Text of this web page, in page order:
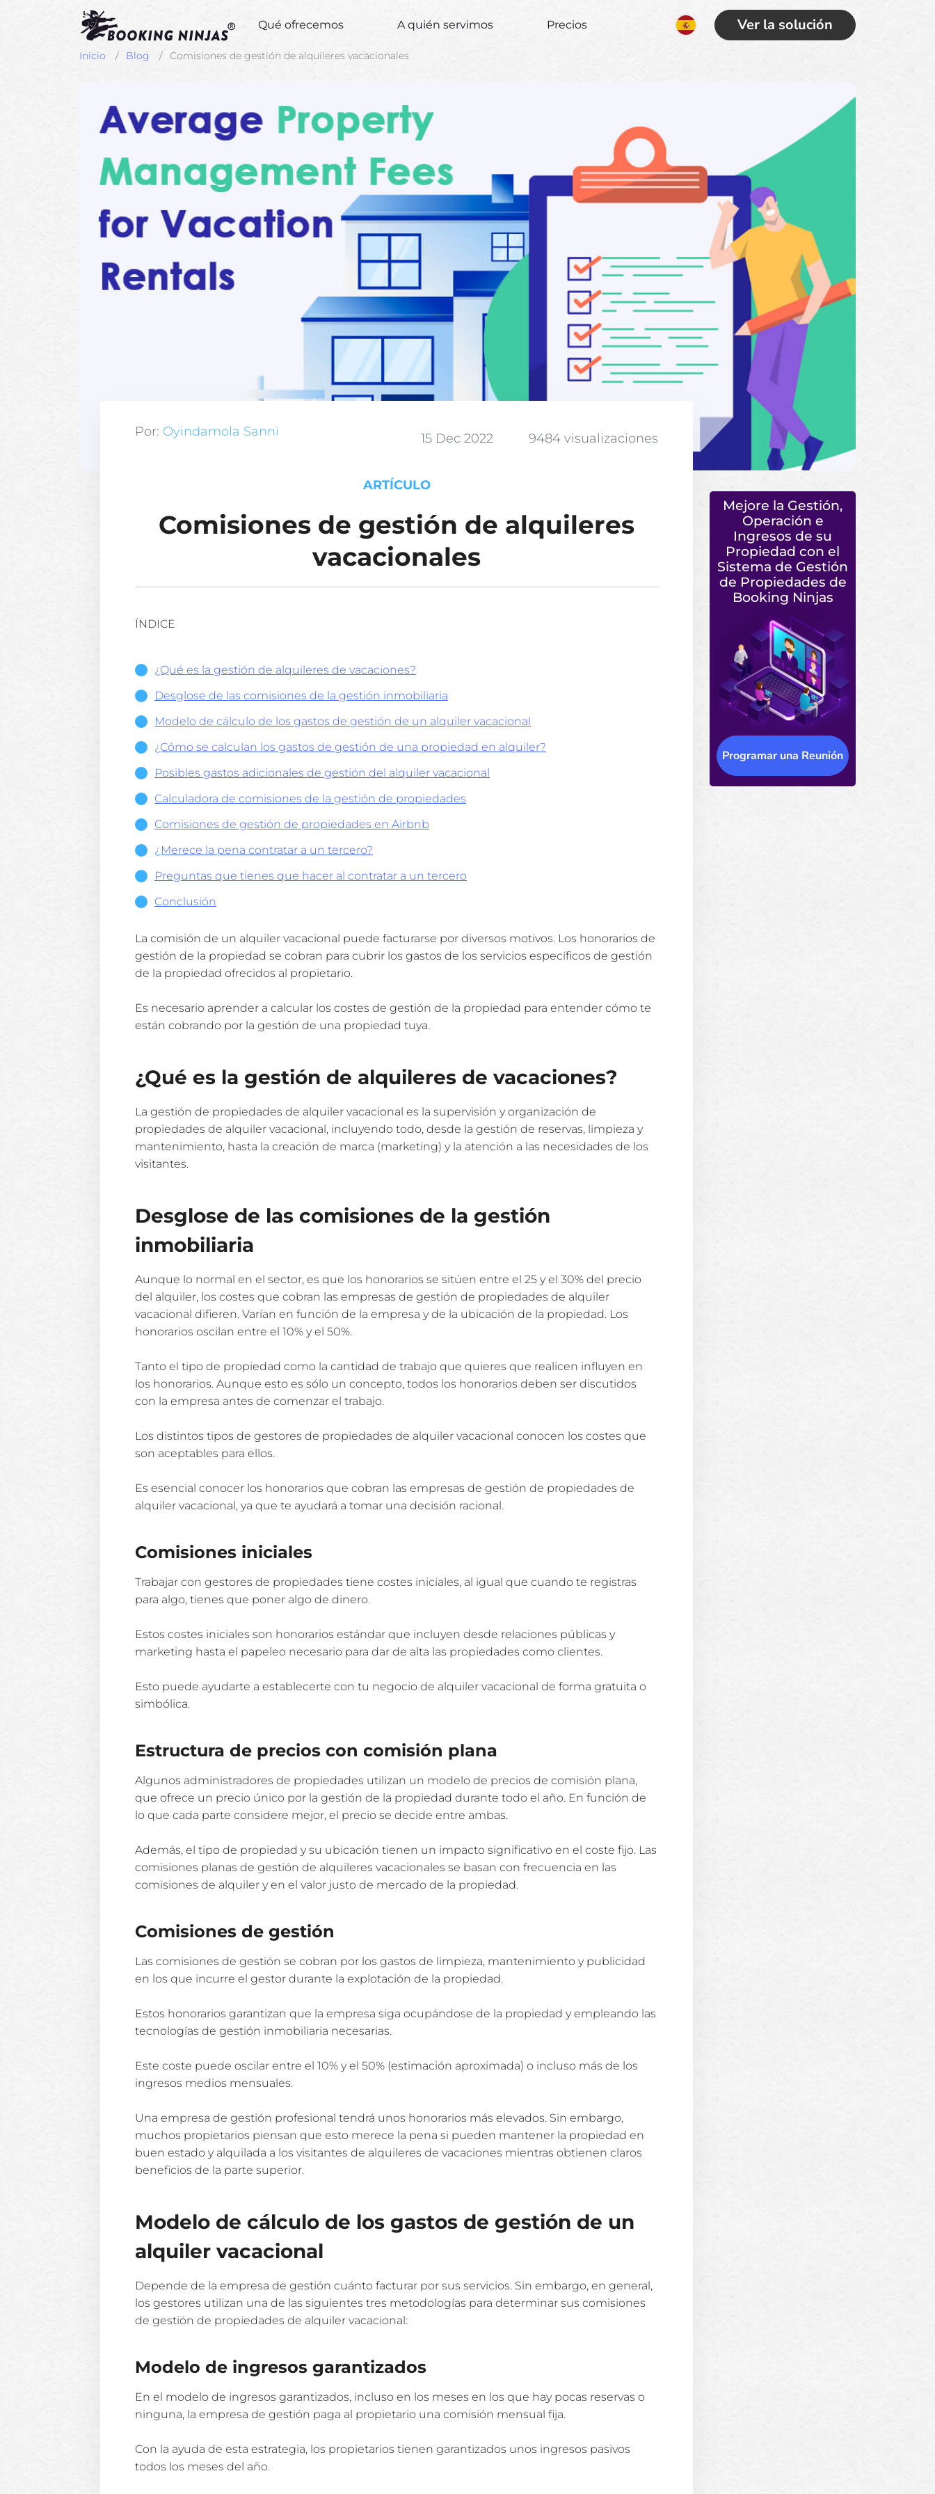
Ver la solución
Qué ofrecemos A quién servimos Precios
Inicio Blog Comisiones de gestión de alquileres vacacionales
Por: Oyindamola Sanni 15 Dec 2022 9484 visualizaciones
ARTÍCULO
Comisiones de gestión de alquileres
vacacionales
ÍNDICE
¿Qué es la gestión de alquileres de vacaciones?
Desglose de las comisiones de la gestión inmobiliaria
Modelo de cálculo de los gastos de gestión de un alquiler vacacional
¿Cómo se calculan los gastos de gestión de una propiedad en alquiler?
Posibles gastos adicionales de gestión del alquiler vacacional
Calculadora de comisiones de la gestión de propiedades
Comisiones de gestión de propiedades en Airbnb
¿Merece la pena contratar a un tercero?
Preguntas que tienes que hacer al contratar a un tercero
Conclusión
La comisión de un alquiler vacacional puede facturarse por diversos motivos. Los honorarios de
gestión de la propiedad se cobran para cubrir los gastos de los servicios específicos de gestión
de la propiedad ofrecidos al propietario.
Es necesario aprender a calcular los costes de gestión de la propiedad para entender cómo te
están cobrando por la gestión de una propiedad tuya.
¿Qué es la gestión de alquileres de vacaciones?
La gestión de propiedades de alquiler vacacional es la supervisión y organización de
propiedades de alquiler vacacional, incluyendo todo, desde la gestión de reservas, limpieza y
mantenimiento, hasta la creación de marca (marketing) y la atención a las necesidades de los
visitantes.
Desglose de las comisiones de la gestión
inmobiliaria
Aunque lo normal en el sector, es que los honorarios se sitúen entre el 25 y el 30% del precio
del alquiler, los costes que cobran las empresas de gestión de propiedades de alquiler
vacacional difieren. Varían en función de la empresa y de la ubicación de la propiedad. Los
honorarios oscilan entre el 10% y el 50%.
Tanto el tipo de propiedad como la cantidad de trabajo que quieres que realicen influyen en
los honorarios. Aunque esto es sólo un concepto, todos los honorarios deben ser discutidos
con la empresa antes de comenzar el trabajo.
Los distintos tipos de gestores de propiedades de alquiler vacacional conocen los costes que
son aceptables para ellos.
Es esencial conocer los honorarios que cobran las empresas de gestión de propiedades de
alquiler vacacional, ya que te ayudará a tomar una decisión racional.
Comisiones iniciales
Trabajar con gestores de propiedades tiene costes iniciales, al igual que cuando te registras
para algo, tienes que poner algo de dinero.
Estos costes iniciales son honorarios estándar que incluyen desde relaciones públicas y
marketing hasta el papeleo necesario para dar de alta las propiedades como clientes.
Esto puede ayudarte a establecerte con tu negocio de alquiler vacacional de forma gratuita o
simbólica.
Estructura de precios con comisión plana
Algunos administradores de propiedades utilizan un modelo de precios de comisión plana,
que ofrece un precio único por la gestión de la propiedad durante todo el año. En función de
lo que cada parte considere mejor, el precio se decide entre ambas.
Además, el tipo de propiedad y su ubicación tienen un impacto significativo en el coste fijo. Las
comisiones planas de gestión de alquileres vacacionales se basan con frecuencia en las
comisiones de alquiler y en el valor justo de mercado de la propiedad.
Comisiones de gestión
Las comisiones de gestión se cobran por los gastos de limpieza, mantenimiento y publicidad
en los que incurre el gestor durante la explotación de la propiedad.
Estos honorarios garantizan que la empresa siga ocupándose de la propiedad y empleando las
tecnologías de gestión inmobiliaria necesarias.
Este coste puede oscilar entre el 10% y el 50% (estimación aproximada) o incluso más de los
ingresos medios mensuales.
Una empresa de gestión profesional tendrá unos honorarios más elevados. Sin embargo,
muchos propietarios piensan que esto merece la pena si pueden mantener la propiedad en
buen estado y alquilada a los visitantes de alquileres de vacaciones mientras obtienen claros
beneficios de la parte superior.
Modelo de cálculo de los gastos de gestión de un
alquiler vacacional
Depende de la empresa de gestión cuánto facturar por sus servicios. Sin embargo, en general,
los gestores utilizan una de las siguientes tres metodologías para determinar sus comisiones
de gestión de propiedades de alquiler vacacional:
Modelo de ingresos garantizados
En el modelo de ingresos garantizados, incluso en los meses en los que hay pocas reservas o
ninguna, la empresa de gestión paga al propietario una comisión mensual fija.
Con la ayuda de esta estrategia, los propietarios tienen garantizados unos ingresos pasivos
todos los meses del año.
Mejore la Gestión,
Operación e
Ingresos de su
Propiedad con el
Sistema de Gestión
de Propiedades de
Booking Ninjas
Programar una Reunión